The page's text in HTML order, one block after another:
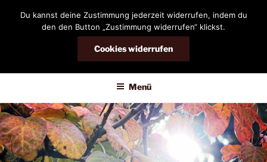
DIANDRA-CIRCLE
Menü
Du kannst deine Zustimmung jederzeit widerrufen, indem du
den den Button „Zustimmung widerrufen“ klickst.
Cookies widerrufen